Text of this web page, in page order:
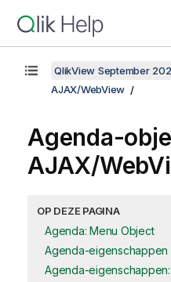
QlikView September
AJAX/WebView
Agenda-
AJAX/
OP DEZE PAGINA
Agenda: Menu Object
Agenda-eigenschappen
Agenda-